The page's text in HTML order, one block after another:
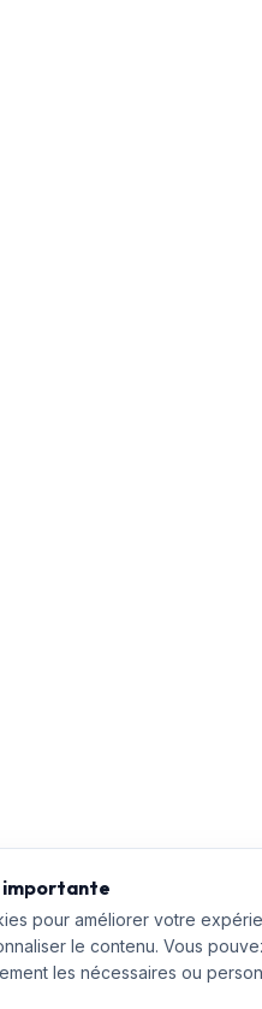
importante
pour améliorer votre
le contenu. Vous
les nécessaires ou